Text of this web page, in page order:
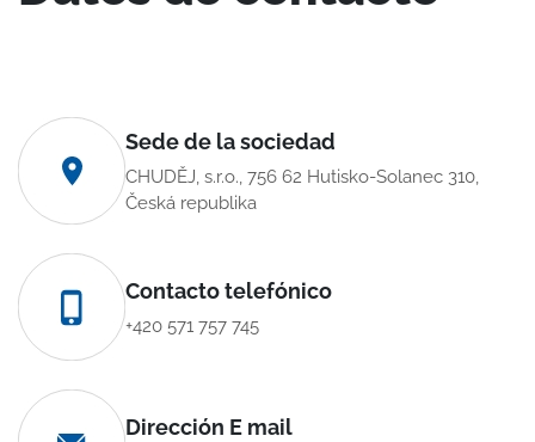
Sede de la sociedad
CHUDĚJ, s.r.o., 756 62 Hutisko-Solanec 310,
Česká republika
Contacto telefónico
+420 571 757 745
Dirección E mail